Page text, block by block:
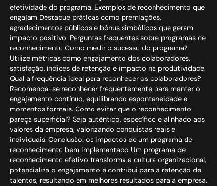
efetividade do programa. Exemplos de reconhecimento que
engajam Destaque práticas como premiações,
agradecimentos públicos e bônus simbólicos que geram
impacto positivo. Perguntas frequentes sobre programas de
reconhecimento Como medir o sucesso do programa?
Utilize métricas como engajamento dos colaboradores,
satisfação, índices de retenção e impacto na produtividade.
Qual a frequência ideal para reconhecer os colaboradores?
Recomenda-se reconhecer frequentemente para manter o
engajamento contínuo, equilibrando espontaneidade e
momentos formais. Como evitar que o reconhecimento
pareça superficial? Seja autêntico, específico e alinhado aos
valores da empresa, valorizando conquistas reais e
individuais. Conclusão: os impactos de um programa de
reconhecimento bem implementado Um programa de
reconhecimento efetivo transforma a cultura organizacional,
potencializa o engajamento e contribui para a retenção de
talentos, resultando em melhores resultados para a empresa.